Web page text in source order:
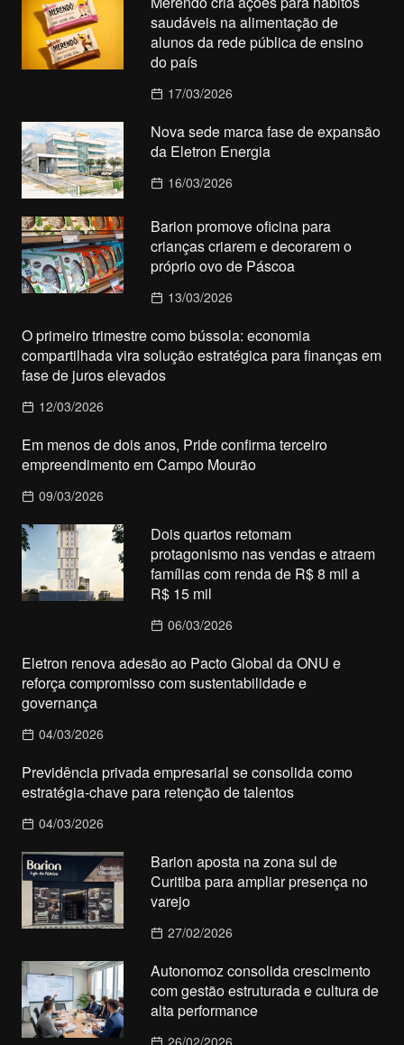
saudáveis na alimentação de
alunos da rede pública de ensino
do país
17/03/2026
Nova sede marca fase de expansão
da Eletron Energia
16/03/2026
Barion promove oficina para
crianças criarem e decorarem o
próprio ovo de Páscoa
13/03/2026
O primeiro trimestre como bússola: economia
compartilhada vira solução estratégica para finanças em
fase de juros elevados
12/03/2026
Em menos de dois anos, Pride confirma terceiro
empreendimento em Campo Mourão
09/03/2026
Dois quartos retomam
protagonismo nas vendas e atraem
famílias com renda de R$ 8 mil a
R$ 15 mil
06/03/2026
Eletron renova adesão ao Pacto Global da ONU e
reforça compromisso com sustentabilidade e
governança
04/03/2026
Previdência privada empresarial se consolida como
estratégia-chave para retenção de talentos
04/03/2026
Barion aposta na zona sul de
Curitiba para ampliar presença no
varejo
27/02/2026
Autonomoz consolida crescimento
com gestão estruturada e cultura de
alta performance
26/02/2026